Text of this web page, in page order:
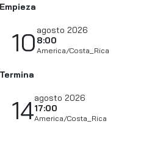
Empieza
10 agosto 2026
8:00
America/Costa_Rica
Termina
14agosto 2026
17:00
America/Costa_Rica